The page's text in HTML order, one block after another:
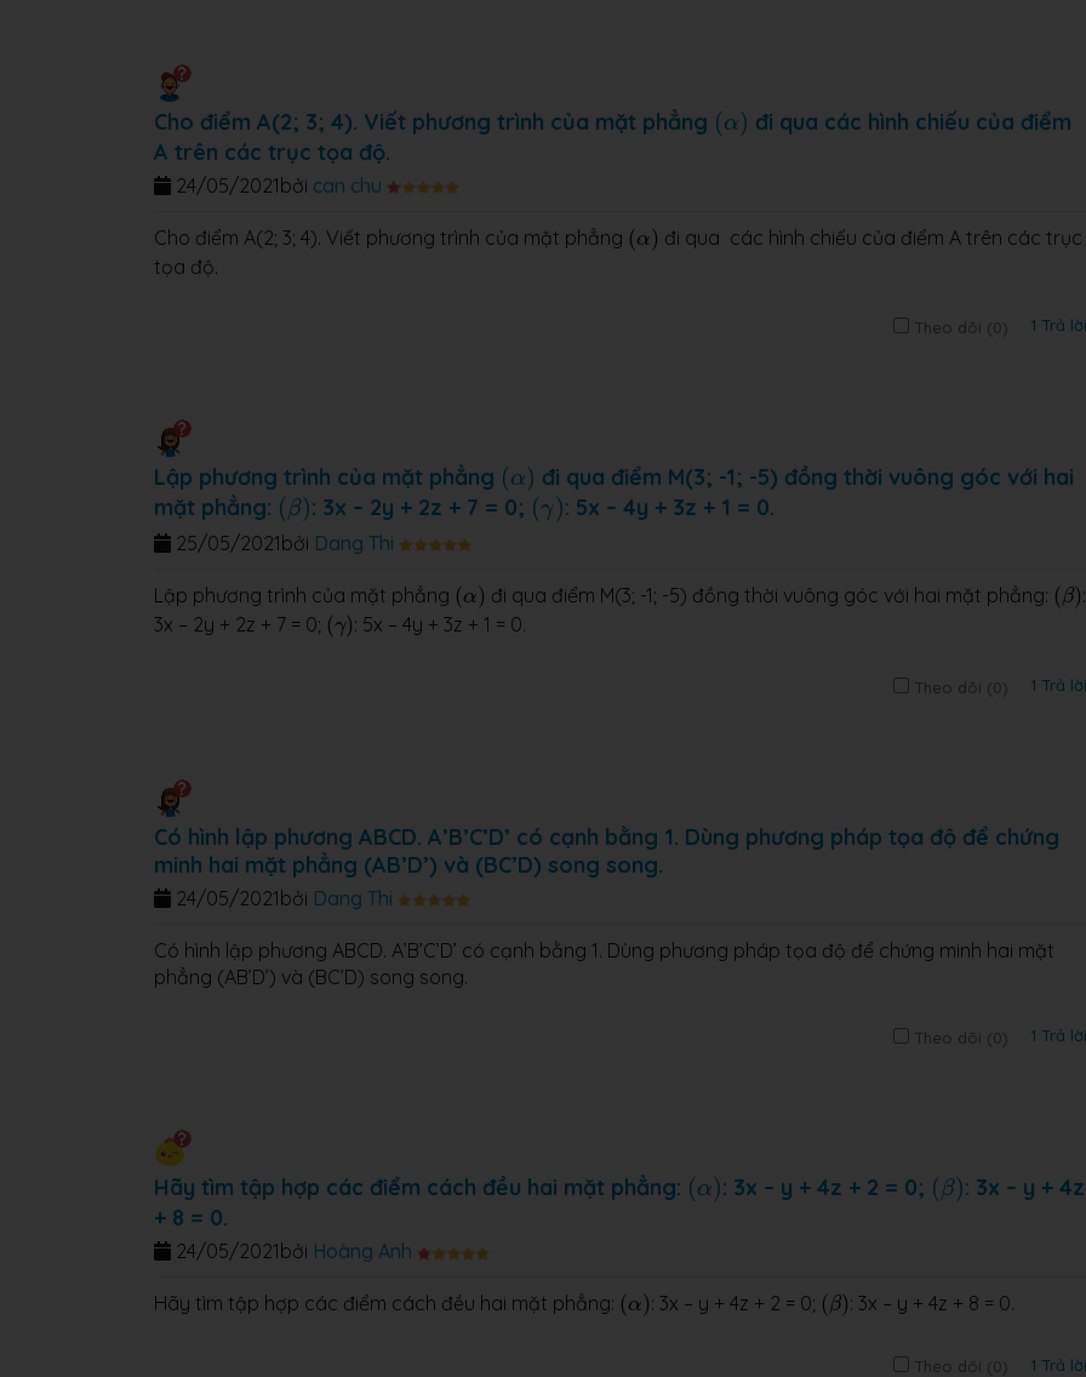
Cho điểm A(2; 3; 4). Viết phương trình của mặt phẳng (α)
( ) đi qua các hình chiếu của điểm
A trên các trục tọa độ.
bởi can chu
24/05/2021
Cho điểm A(2; 3; 4). Viết phương trình của mặt phẳng (α)
( α ) đi qua các hình chiếu của điểm A trên các trục
tọa độ.
Theo dõi (0) 1 Trả lời
Lập phương trình của mặt phẳng (α)
( ) đi qua điểm M(3; -1; -5) đồng thời vuông góc với hai
mặt phẳng: (β)
( β): 3x – 2y + 2z + 7 = 0; (γ)
( ): 5x – 4y + 3z + 1 = 0.
bởi Dang Thi
25/05/2021
Lập phương trình của mặt phẳng (α)
( α ) đi qua điểm M(3; -1; -5) đồng thời vuông góc với hai mặt phẳng: (β)
( β):
3x – 2y + 2z + 7 = 0; (γ)
(γ): 5x – 4y + 3z + 1 = 0.
Theo dõi (0) 1 Trả lời
Có hình lập phương ABCD. A’B’C’D’ có cạnh bằng 1. Dùng phương pháp tọa độ để chứng
minh hai mặt phẳng (AB’D’) và (BC’D) song song.
bởi Dang Thi
24/05/2021
Có hình lập phương ABCD. A’B’C’D’ có cạnh bằng 1. Dùng phương pháp tọa độ để chứng minh hai mặt
phẳng (AB’D’) và (BC’D) song song.
Theo dõi (0) 1 Trả lời
Hãy tìm tập hợp các điểm cách đều hai mặt phẳng: (α)
( ): 3x – y + 4z + 2 = 0; (β)
( β): 3x – y + 4z
+ 8 = 0.
bởi Hoàng Anh
24/05/2021
Hãy tìm tập hợp các điểm cách đều hai mặt phẳng: (α)
( α ): 3x – y + 4z + 2 = 0; (β)
( β): 3x – y + 4z + 8 = 0.
Theo dõi (0) 1 Trả lời